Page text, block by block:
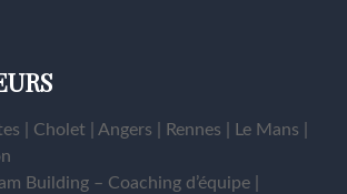
| Cholet | Angers | Rennes | Le Mans |
Building – Coaching d’équipe |